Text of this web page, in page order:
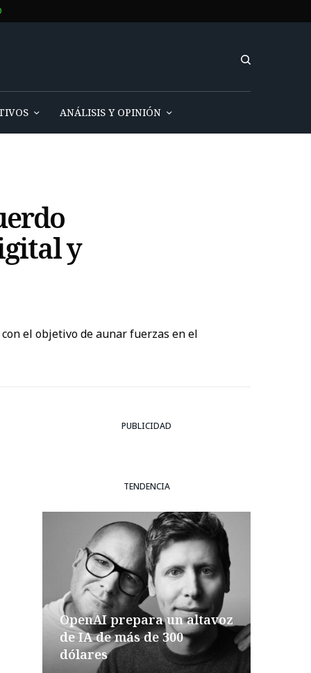
ANÁLISIS Y OPINIÓN
y
el objetivo de aunar fuerzas en el
PUBLICIDAD
TENDENCIA
OpenAI prepara un altavoz
de IA de más de 300
dólares